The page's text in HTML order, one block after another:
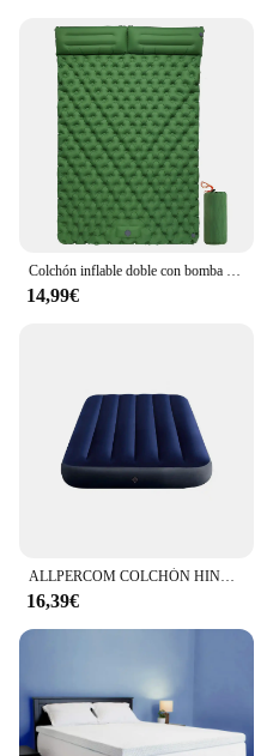
Colchón inflable doble con bomba de almohada integrada, colchoneta para dormir al aire libre, colchoneta de aire para acampar, para viajes, mochilero y senderismo
14,99€
ALLPERCOM COLCHÓN HINCHABLE DOBLE STANDARD CLASSIC DOWNY QUEEN INTEX
16,39€